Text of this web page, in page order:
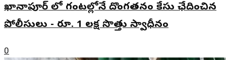
ఖానాపూర్ లో గంటల్లోనే దొంగతనం కేసు ఛేదించిన
పోలీసులు - రూ. 1 లక్ష సొత్తు స్వాధీనం
0